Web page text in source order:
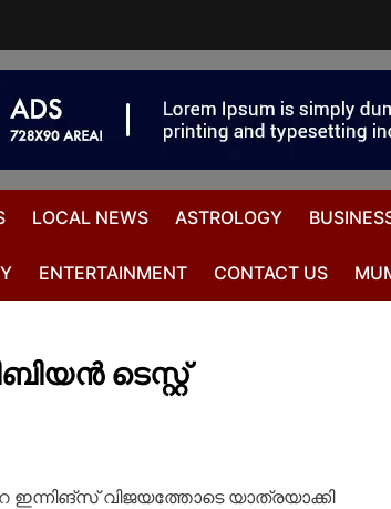
LOCAL NEWS ASTROLOGY
ENTERTAINMENT CONTACT US
ടെസ്റ്റ്
വിജയത്തോടെ യാത്രയാക്കി